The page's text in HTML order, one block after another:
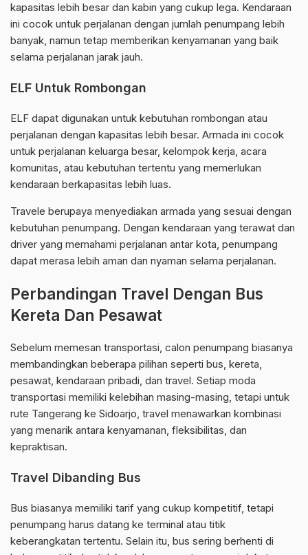
kapasitas lebih besar dan kabin yang cukup lega. Kendaraan
ini cocok untuk perjalanan dengan jumlah penumpang lebih
banyak, namun tetap memberikan kenyamanan yang baik
selama perjalanan jarak jauh.
ELF Untuk Rombongan
ELF dapat digunakan untuk kebutuhan rombongan atau
perjalanan dengan kapasitas lebih besar. Armada ini cocok
untuk perjalanan keluarga besar, kelompok kerja, acara
komunitas, atau kebutuhan tertentu yang memerlukan
kendaraan berkapasitas lebih luas.
Travele berupaya menyediakan armada yang sesuai dengan
kebutuhan penumpang. Dengan kendaraan yang terawat dan
driver yang memahami perjalanan antar kota, penumpang
dapat merasa lebih aman dan nyaman selama perjalanan.
Perbandingan Travel Dengan Bus
Kereta Dan Pesawat
Sebelum memesan transportasi, calon penumpang biasanya
membandingkan beberapa pilihan seperti bus, kereta,
pesawat, kendaraan pribadi, dan travel. Setiap moda
transportasi memiliki kelebihan masing-masing, tetapi untuk
rute Tangerang ke Sidoarjo, travel menawarkan kombinasi
yang menarik antara kenyamanan, fleksibilitas, dan
kepraktisan.
Travel Dibanding Bus
Bus biasanya memiliki tarif yang cukup kompetitif, tetapi
penumpang harus datang ke terminal atau titik
keberangkatan tertentu. Selain itu, bus sering berhenti di